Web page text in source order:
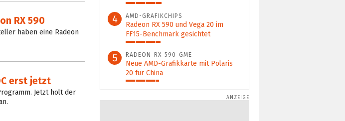
RX 590
haben eine Radeon
erst jetzt
Jetzt holt der
31%
4 AMD-GRAFIKCHIPS
Radeon RX 590 und Vega 20 im
FF15‑Benchmark gesichtet
30%
5 RADEON RX 590 GME
Neue AMD-Grafikkarte mit Polaris
20 für China
29%